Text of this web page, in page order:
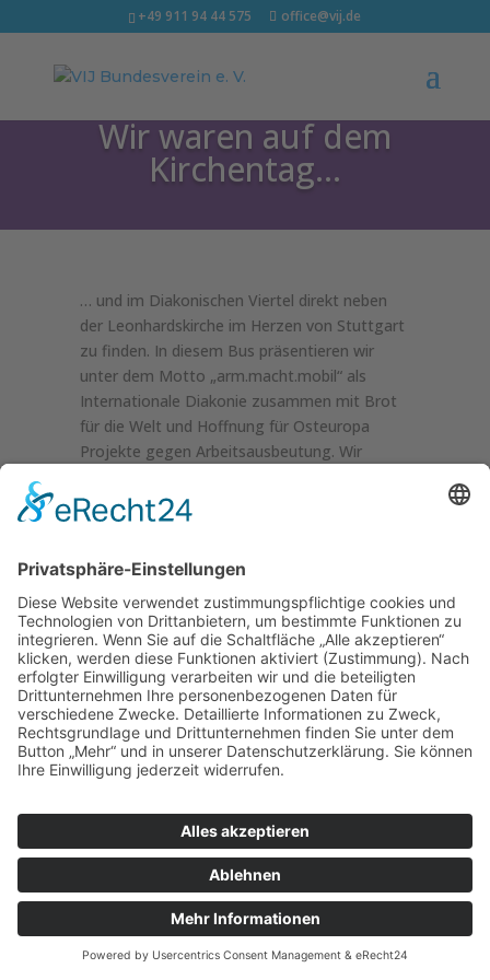
+49 911 94 44 575 office@vij.de
Wir waren auf dem
Kirchentag…
… und im Diakonischen Viertel direkt neben
der Leonhardskirche im Herzen von Stuttgart
zu finden. In diesem Bus präsentieren wir
unter dem Motto „arm.macht.mobil“ als
Internationale Diakonie zusammen mit Brot
für die Welt und Hoffnung für Osteuropa
Projekte gegen Arbeitsausbeutung. Wir
Frauen und Männern, die sich auf den Weg
gemacht haben, um Lohn und Brot zu finden.
Arbeitsbedingungen ausgeliefert. Wir zeigen
Möglichkeiten auf, etwas dagegen zu tun und
laden Sie herzlich dazu ein!
Impressum Datenschutz
© VIJ Bayern| Webdesign:HOMEPAGE SCHMIEDE